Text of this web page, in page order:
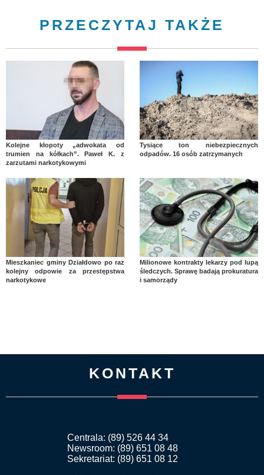
PRZECZYTAJ TAKŻE
Kolejne kłopoty „adwokata od
trumien na kółkach”. Paweł K. z
zarzutami narkotykowymi
Tysiące ton niebezpiecznych
odpadów. 16 osób zatrzymanych
Mieszkaniec gminy Działdowo po raz
kolejny odpowie za przestępstwa
narkotykowe
Milionowe kontrakty lekarzy pod lupą
śledczych. Sprawę badają prokuratura
i samorządy
KONTAKT
Centrala: (89) 526 44 34
Newsroom: (89) 651 08 48
Sekretariat: (89) 651 08 12